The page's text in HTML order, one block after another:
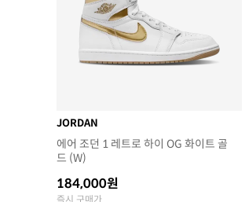
JORDAN
에어 조던 1 레트로 하이 OG 화이트 골
드 (W)
184,000원
즉시 구매가